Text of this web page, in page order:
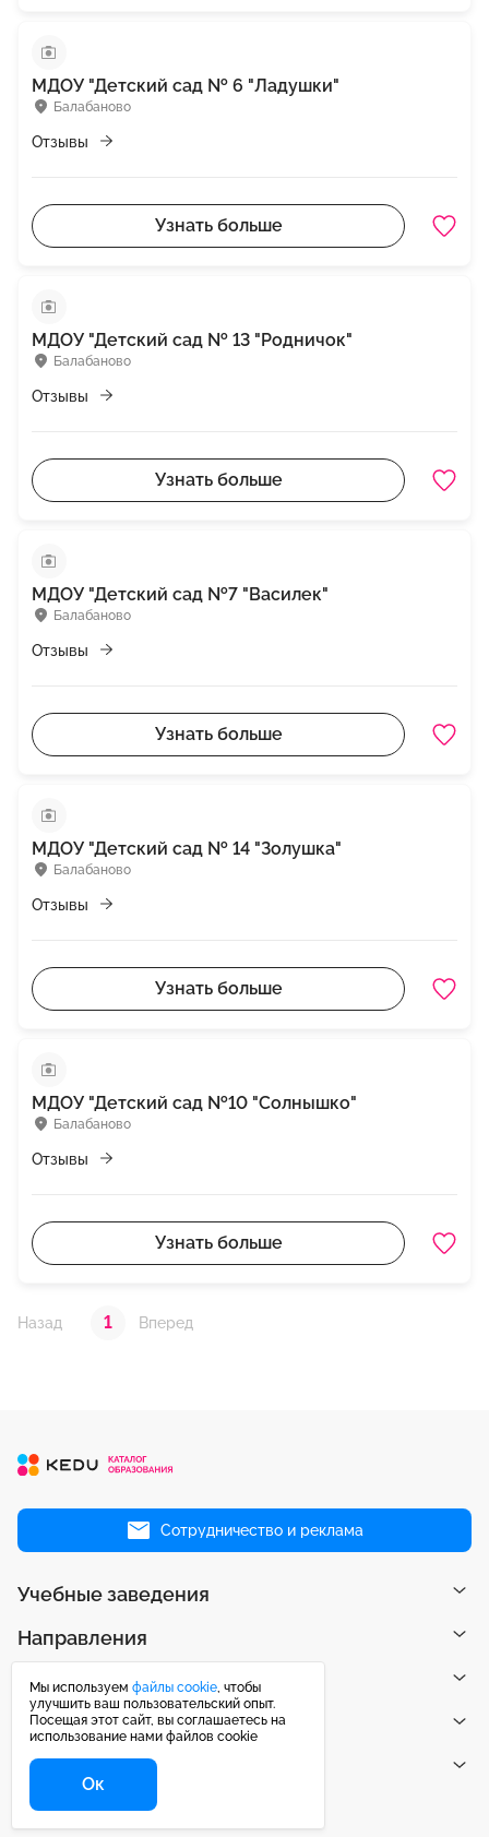
Балабаново
МДОУ "Детский сад № 6 "Ладушки"
Отзывы
Узнать больше
Балабаново
МДОУ "Детский сад № 13 "Родничок"
Отзывы
Узнать больше
Балабаново
МДОУ "Детский сад №7 "Василек"
Отзывы
Узнать больше
Балабаново
МДОУ "Детский сад № 14 "Золушка"
Отзывы
Узнать больше
Балабаново
МДОУ "Детский сад №10 "Солнышко"
Отзывы
Узнать больше
Назад 1 Вперед
Сотрудничество и реклама
Учебные заведения
Направления
Рейтинги
Публикации
Центр поддержки
Мы используем файлы cookie, чтобы
улучшить ваш пользовательский опыт.
Посещая этот сайт, вы соглашаетесь на
использование нами файлов cookie
Ок